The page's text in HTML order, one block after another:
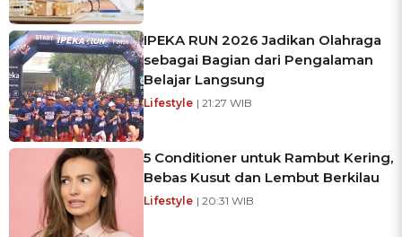
IPEKA RUN 2026 Jadikan Olahraga
sebagai Bagian dari Pengalaman
Belajar Langsung
Lifestyle | 21:27 WIB
5 Conditioner untuk Rambut Kering,
Bebas Kusut dan Lembut Berkilau
Lifestyle | 20:31 WIB